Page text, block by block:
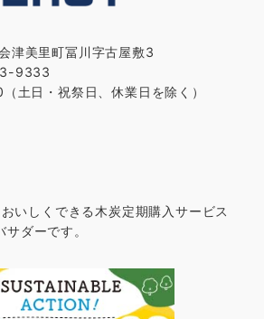
津美里町冨川字古屋敷3
9333
土日・祝祭日、休業日を除く）
いしくできる木炭定期購入サービス
サダーです。